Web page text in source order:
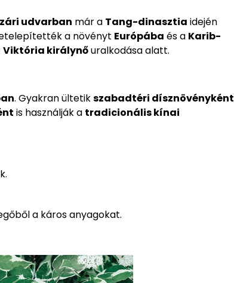
udvarban már a Tang-dinasztia idején
a növényt Európába és a Karib-
Viktória királynőuralkodása alatt.
. Gyakran ültetikszabadtéri dísznövényként
is használják a tradicionális kínai
a káros anyagokat.